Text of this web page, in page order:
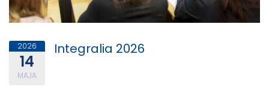
2026
14
MAJA
Integralia 2026